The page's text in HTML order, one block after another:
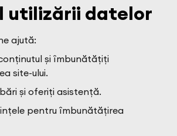
utilizării datelor
ajută:
și îmbunătățiți
site-ului.
și oferiți asistență.
pentru îmbunătățirea